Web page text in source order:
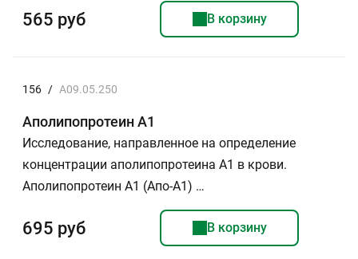
565 руб В корзину
156 / A09.05.250
Аполипопротеин А1
Исследование, направленное на определение
концентрации аполипопротеина А1 в крови.
Аполипопротеин А1 (Апо-А1) …
695 руб В корзину